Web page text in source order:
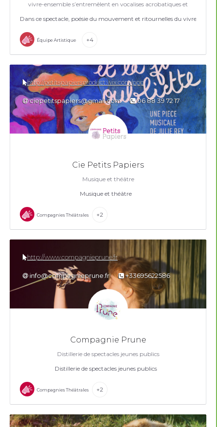
vivre-ensemble s’entremêlent en vocalises acrobatiques et
Dans ce spectacle, poésie du mouvement et ritournelles du vivre-
Équipe Artistique +4
Cie Petits Papiers
Musique et théâtre
Musique et théâtre
http://petitspapiersproduct.wix.com/ppp
ciepetitspapiers@gmail.com 06 88 39 72 17
Compagnies Théâtrales +2
Compagnie Prune
Distillerie de spectacles jeunes publics
Distillerie de spectacles jeunes publics
http://www.compagnieprune.fr
info@compagnieprune.fr +33695622586
Compagnies Théâtrales +2